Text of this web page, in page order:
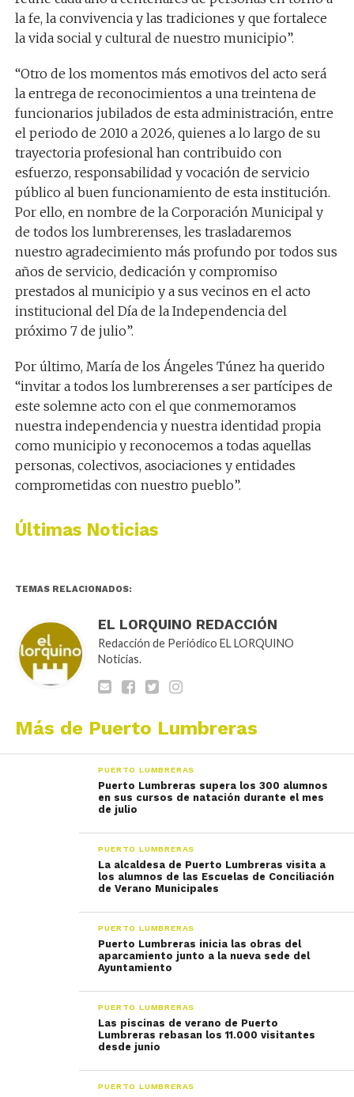
la fe, la convivencia y las tradiciones y que fortalece
la vida social y cultural de nuestro municipio”.
“Otro de los momentos más emotivos del acto será
la entrega de reconocimientos a una treintena de
funcionarios jubilados de esta administración, entre
el periodo de 2010 a 2026, quienes a lo largo de su
trayectoria profesional han contribuido con
esfuerzo, responsabilidad y vocación de servicio
público al buen funcionamiento de esta institución.
Por ello, en nombre de la Corporación Municipal y
de todos los lumbrerenses, les trasladaremos
nuestro agradecimiento más profundo portodos sus
años de servicio, dedicación y compromiso
prestados al municipio y a sus vecinos en el acto
institucional del Día de la Independencia del
próximo 7 de julio”.
Por último, María de los Ángeles Túnez ha querido
“invitar a todos los lumbrerenses a ser partícipes de
este solemne acto con el que conmemoramos
nuestra independencia y nuestra identidad propia
como municipio y reconocemos a todas aquellas
personas, colectivos, asociaciones y entidades
comprometidas con nuestro pueblo”.
Últimas Noticias
TEMAS RELACIONADOS:
EL LORQUINO REDACCIÓN
Redacción de Periódico EL LORQUINO
Noticias.
Más de Puerto Lumbreras
PUERTO LUMBRERAS
Puerto Lumbreras supera los 300 alumnos
en sus cursos de natación durante el mes
de julio
PUERTO LUMBRERAS
La alcaldesa de Puerto Lumbreras visita a
los alumnos de las Escuelas de Conciliación
de Verano Municipales
PUERTO LUMBRERAS
Puerto Lumbreras inicia las obras del
aparcamiento junto a la nueva sede del
Ayuntamiento
PUERTO LUMBRERAS
Las piscinas de verano de Puerto
Lumbreras rebasan los 11.000 visitantes
desde junio
PUERTO LUMBRERAS